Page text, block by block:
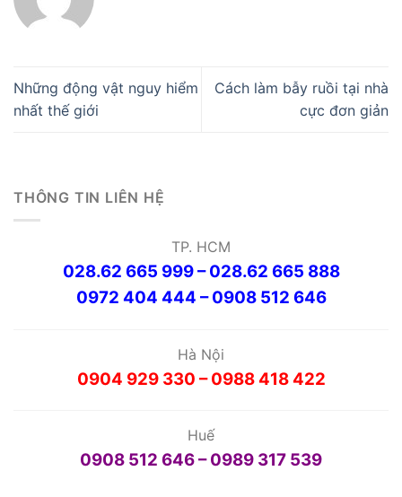
Những động vật nguy hiểm
nhất thế giới
Cách làm bẫy ruồi tại nhà
cực đơn giản
THÔNG TIN LIÊN HỆ
TP. HCM
028.62 665 999 – 028.62 665 888
0972 404 444 – 0908 512 646
Hà Nội
0904 929 330 – 0988 418 422
Huế
0908 512 646 – 0989 317 539